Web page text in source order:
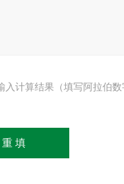
入计算结果（填写阿拉伯